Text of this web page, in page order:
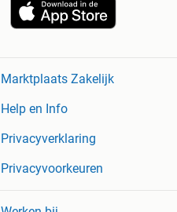
Marktplaats Zakelijk
Help en Info
Privacyverklaring
Privacyvoorkeuren